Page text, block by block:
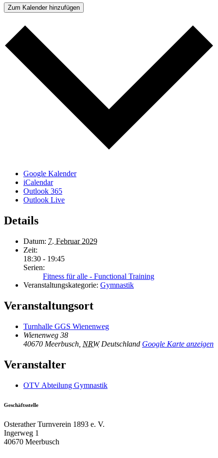
Zum Kalender hinzufügen
Google Kalender
iCalendar
Outlook 365
Outlook Live
Details
Datum: 7. Februar 2029
Zeit:
18:30 - 19:45
Serien:
Fitness für alle - Functional Training
Veranstaltungskategorie: Gymnastik
Veranstaltungsort
Turnhalle GGS Wienenweg
Wienenweg 38
40670 Meerbusch NRW Deutschland Google Karte anzeigen
Veranstalter
OTV Abteilung Gymnastik
Geschäftsstelle
Osterather Turnverein 1893 e. V.
Ingerweg 1
40670 Meerbusch